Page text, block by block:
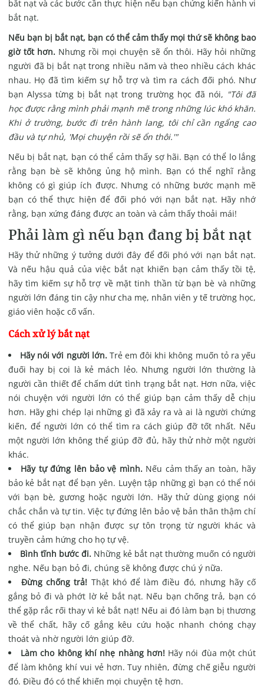
bắt nạt và các bước cần thực hiện nếu bạn chứng kiến hành vi
bắt nạt.
Nếu bạn bị bắt nạt, bạn có thể cảm thấy mọi thứ sẽ không bao
giờ tốt hơn.Nhưng rồi mọi chuyện sẽ ổn thôi. Hãy hỏi những
người đã bị bắt nạt trong nhiều năm và theo nhiều cách khác
nhau. Họ đã tìm kiếm sự hỗ trợ và tìm ra cách đối phó. Như
bạn Alyssa từng bị bắt nạt trong trường học đã nói, "Tôi đã
học được rằng mình phải mạnh mẽ trong những lúc khó khăn.
Khi ở trường, bước đi trên hành lang, tôi chỉ cần ngẩng cao
đầu và tự nhủ, 'Mọi chuyện rồi sẽ ổn thôi.'"
Nếu bị bắt nạt, bạn có thể cảm thấy sợ hãi. Bạn có thể lo lắng
rằng bạn bè sẽ không ủng hộ mình. Bạn có thể nghĩ rằng
không có gì giúp ích được. Nhưng có những bước mạnh mẽ
bạn có thể thực hiện để đối phó với nạn bắt nạt. Hãy nhớ
rằng, bạn xứng đáng được an toàn và cảm thấy thoải mái!
Phải làm gì nếu bạn đang bị bắt nạt
Hãy thử những ý tưởng dưới đây để đối phó với nạn bắt nạt.
Và nếu hậu quả của việc bắt nạt khiến bạn cảm thấy tồi tệ,
hãy tìm kiếm sự hỗ trợ về mặt tinh thần từ bạn bè và những
người lớn đáng tin cậy như cha mẹ, nhân viên y tế trường học,
giáo viên hoặc cố vấn.
Cách xử lý bắt nạt
Hãy nói với người lớn.Trẻ em đôi khi không muốn tỏ ra yếu
đuối hay bị coi là kẻ mách lẻo. Nhưng người lớn thường là
người cần thiết để chấm dứt tình trạng bắt nạt. Hơn nữa, việc
nói chuyện với người lớn có thể giúp bạn cảm thấy dễ chịu
hơn. Hãy ghi chép lại những gì đã xảy ra và ai là người chứng
kiến, để người lớn có thể tìm ra cách giúp đỡ tốt nhất. Nếu
một người lớn không thể giúp đỡ đủ, hãy thử nhờ một người
khác.
Hãy tự đứng lên bảo vệ mình.Nếu cảm thấy an toàn, hãy
bảo kẻ bắt nạt để bạn yên. Luyện tập những gì bạn có thể nói
với bạn bè, gương hoặc người lớn. Hãy thử dùng giọng nói
chắc chắn và tự tin. Việc tự đứng lên bảo vệ bản thân thậm chí
có thể giúp bạn nhận được sự tôn trọng từ người khác và
truyền cảm hứng cho họ tự vệ.
Bình tĩnh bước đi. Những kẻ bắt nạt thường muốn có người
nghe. Nếu bạn bỏ đi, chúng sẽ không được chú ý nữa.
Đừng chống trả! Thật khó để làm điều đó, nhưng hãy cố
gắng bỏ đi và phớt lờ kẻ bắt nạt. Nếu bạn chống trả, bạn có
thể gặp rắc rối thay vì kẻ bắt nạt! Nếu ai đó làm bạn bị thương
về thể chất, hãy cố gắng kêu cứu hoặc nhanh chóng chạy
thoát và nhờ người lớn giúp đỡ.
Làm cho không khí nhẹ nhàng hơn!Hãy nói đùa một chút
để làm không khí vui vẻ hơn. Tuy nhiên, đừng chế giễu người
đó. Điều đó có thể khiến mọi chuyện tệ hơn.